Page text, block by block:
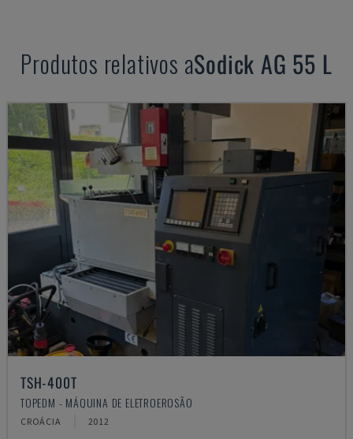
Produtos relativos aSodick AG 55 L
TSH-400T
TOPEDM - MÁQUINA DE ELETROEROSÃO
CROÁCIA 2012